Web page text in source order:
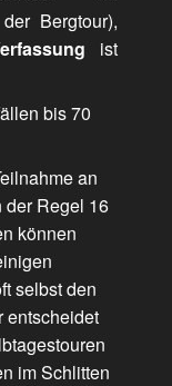
Bergtour),
ist
bis 70
an
der Regel 16
können
selbst den
entscheidet
im Schlitten